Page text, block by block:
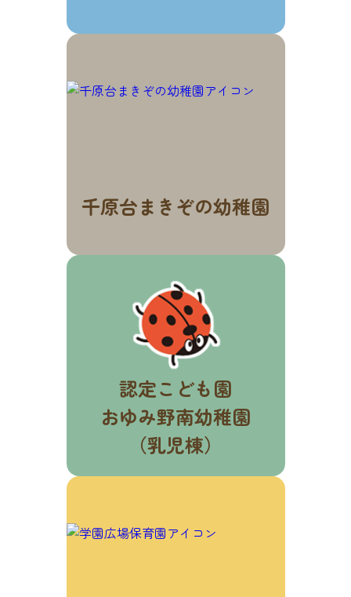
千原台まきぞの幼稚園
認定こども園
おゆみ野南幼稚園
（乳児棟）